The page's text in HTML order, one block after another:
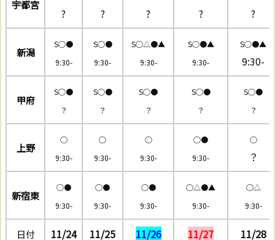
宇都宮
? ? ? ? ?
新潟
S○●
9:30-
S○●
9:30-
S○△●▲
9:30-
S○●▲
9:30-
S○●▲
9:30-
甲府
S○●
？
S○●
？
S○●
？
S○●
？
S○●
？
上野
○
9:30-
○
9:30-
○
9:30-
○●
9:30-
○
？
新宿東
○●
9:30-
○●
9:30-
○●
9:30-
○△●▲
9:30-
○△
9:30-
日付 11/24 11/25 11/26 11/27 11/28